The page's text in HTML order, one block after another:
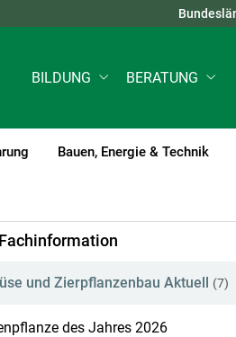
QUICK
BILDUNG BERATUNG
Bauen, Energie & Technik
und Zierpflanzenbau Aktuell (7)
des Jahres 2026